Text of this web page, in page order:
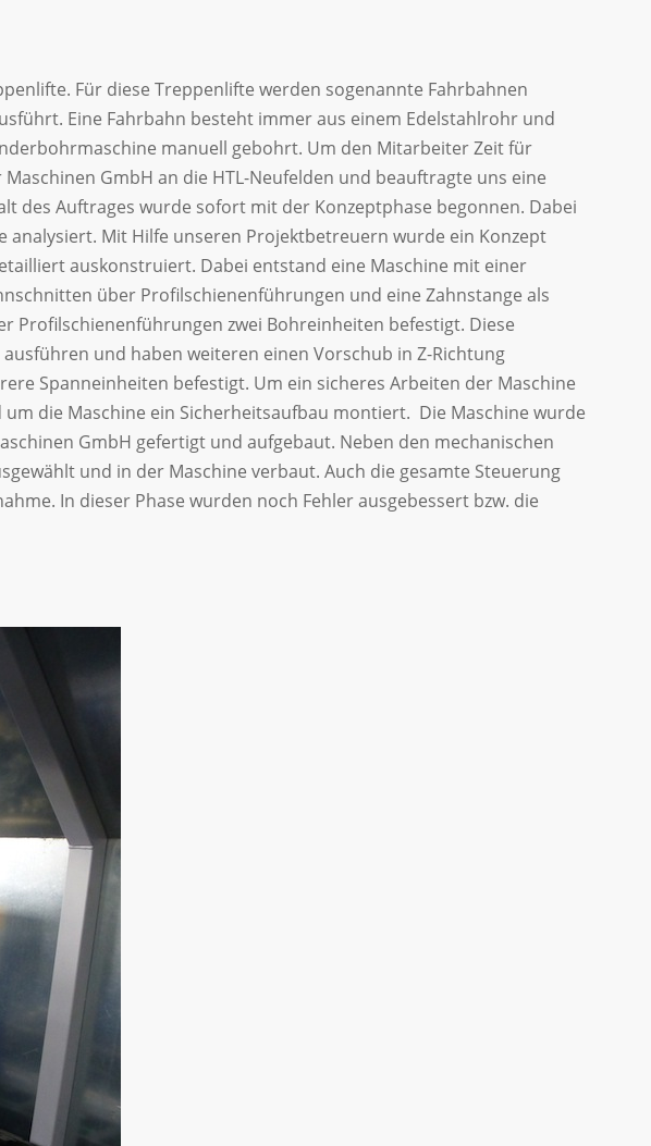
Für diese Treppenlifte werden sogenannte Fahrbahnen
Eine Fahrbahn besteht immer aus einem Edelstahlrohr und
manuell gebohrt. Um den Mitarbeiter Zeit für
GmbH an die HTL-Neufelden und beauftragte uns eine
des Auftrages wurde sofort mit der Konzeptphase begonnen. Dabei
Mit Hilfe unseren Projektbetreuern wurde ein Konzept
auskonstruiert. Dabei entstand eine Maschine mit einer
über Profilschienenführungen und eine Zahnstange als
Profilschienenführungen zwei Bohreinheiten befestigt. Diese
und haben weiteren einen Vorschub in Z-Richtung
Spanneinheiten befestigt. Um ein sicheres Arbeiten der Maschine
die Maschine ein Sicherheitsaufbau montiert. Die Maschine wurde
GmbH gefertigt und aufgebaut. Neben den mechanischen
und in der Maschine verbaut. Auch die gesamte Steuerung
In dieser Phase wurden noch Fehler ausgebessert bzw. die